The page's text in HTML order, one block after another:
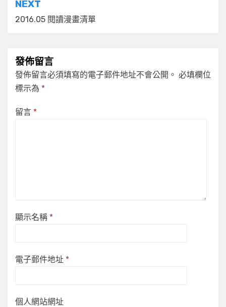
覽
NEXT
2016.05 閱讀漫畫清單
發佈留言
發佈留言必須填寫的電子郵件地址不會公開。 必填欄位
標示為 *
留言 *
顯示名稱 *
電子郵件地址 *
個人網站網址